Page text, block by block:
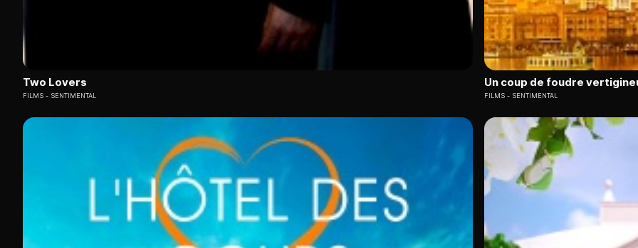
Two Lovers
FILMS SENTIMENTAL
Un coup de foudre
FILMS SENTIMENTAL